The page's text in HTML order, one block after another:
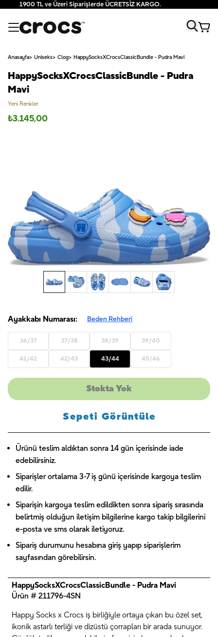
1900 TL ve Üzeri Siparişlerde ÜCRETSİZ KARGO.
Anasayfa Uniseks Clog HappySocksXCrocsClassicBundle - Pudra Mavi
HappySocksXCrocsClassicBundle - Pudra
Mavi
Yeni Renkler
₺3.145,00
Ayakkabı Numarası: Beden Rehberi
36/37 37/38 38/39 39/40
41/42 42/43 43/44 45/46
Stokta Yok
Sepeti Görüntüle
Ürünü teslim aldıktan sonra 14 gün içerisinde iade
edebilirsiniz.
Siparişler ortalama 3-7 iş günü içerisinde kargoya teslim
edilir.
Siparişin kargoya teslim edildikten sonra sipariş sırasında
belirtmiş olduğun iletişim bilgilerine kargo takip bilgilerini
e-posta ve sms olarak iletiyoruz.
Sipariş durumunu hesabına giriş yapıp siparişlerim
sayfasından görebilirsin.
HappySocksXCrocsClassicBundle - Pudra Mavi
Ürün # 211796-4SN
Happy Socks x Crocs iş birliğiyle ortaya çıkan bu özel set,
ikonik astarlı terliği ve dizüstü çorrapları bir arada sunuyor.